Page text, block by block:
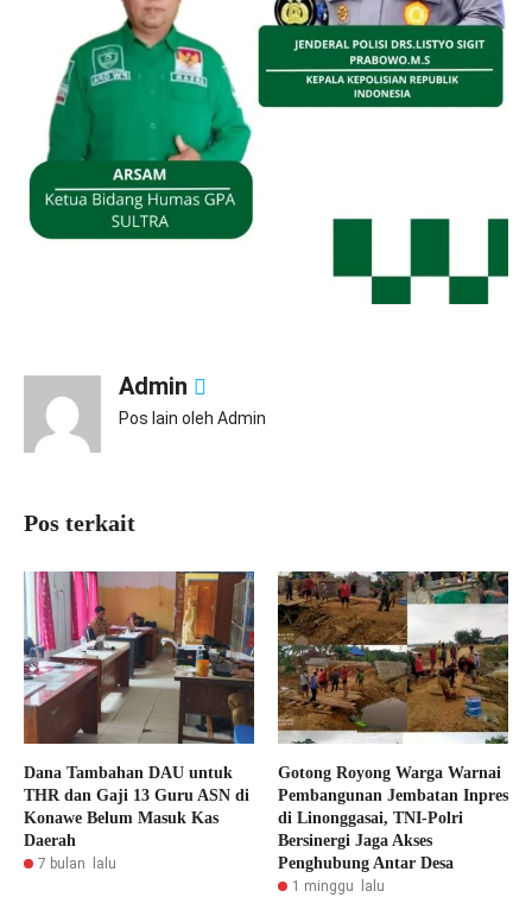
Admin
Pos lain oleh Admin
Pos terkait
Dana Tambahan DAU untuk
THR dan Gaji 13 Guru ASN di
Konawe Belum Masuk Kas
Daerah
7 bulan lalu
Gotong Royong Warga Warnai
Pembangunan Jembatan Inpres
di Linonggasai, TNI-Polri
Bersinergi Jaga Akses
Penghubung Antar Desa
1 minggu lalu